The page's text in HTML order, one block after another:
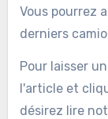
Vous pourrez
derniers
Pour laisser
l'article et
désirez lire